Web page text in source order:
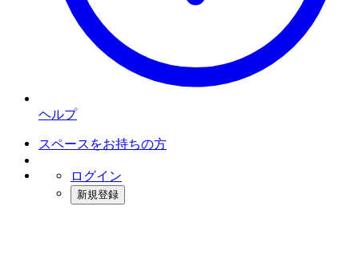
ヘルプ
スペースをお持ちの方
ログイン
新規登録